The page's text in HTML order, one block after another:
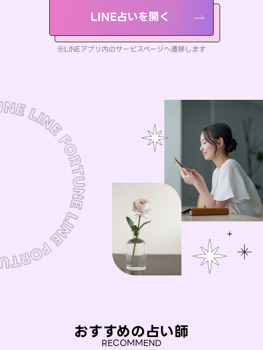
LINE占いを開く
※LINEアプリ内のサービスページへ遷移します
おすすめの占い師
RECOMMEND